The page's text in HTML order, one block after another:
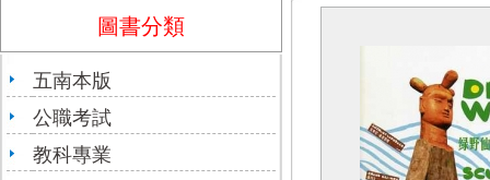
圖書分類
五南本版
公職考試
教科專業